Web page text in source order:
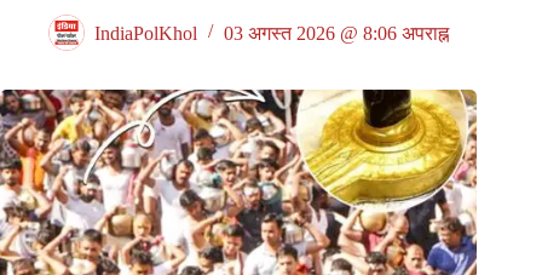
IndiaPolKhol 03 अगस्त 2026 @ 8:06 अपराह्न